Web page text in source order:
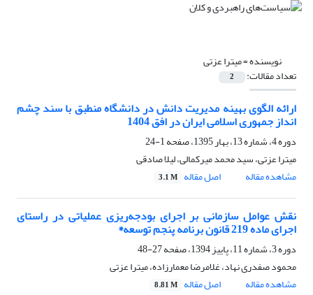
نویسنده =میترا عزتی
تعداد مقالات: 2
ارائه الگوی بهینه مدیریت دانش در دانشگاه منطبق با سند چشم
انداز جمهوری اسلامی ایران در افق 1404
دوره 4، شماره 13، بهار 1395، صفحه
1-24
میترا عزتی، سید محمد میرکمالی، لیلا صادقی
مشاهده مقاله
اصل مقاله 3.1 M
نقش عوامل سازمانی بر اجرای بودجه‌ریزی عملیاتی در راستای
اجرای ماده 219 قانون برنامه پنجم توسعه*
دوره 3، شماره 11، پاییز 1394، صفحه
27-48
محمود صفدری نهاد، غلامرضا معمارزاده، میترا عزتی
مشاهده مقاله
اصل مقاله 8.81 M